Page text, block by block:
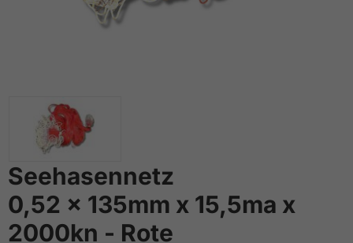
Seehasennetz
0,52 x 135mm x 15,5ma x
2000kn - Rote